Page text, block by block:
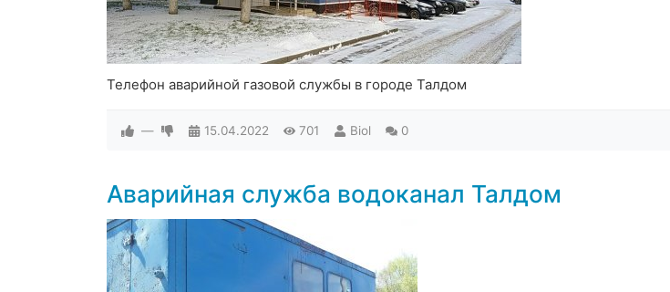
Телефон аварийной газовой службы в городе Талдом
— 15.04.2022 701 Biol 0
Аварийная служба водоканал Талдом